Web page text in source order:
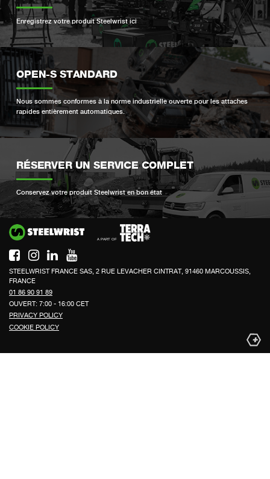
Enregistrez votre produit Steelwrist ici
OPEN-S STANDARD
Nous sommes conformes à la norme industrielle ouverte pour les attaches
rapides entièrement automatiques.
RÉSERVER UN SERVICE COMPLET
Conservez votre produit Steelwrist en bon état
STEELWRIST FRANCE SAS, 2 RUE LEVACHER CINTRAT, 91460 MARCOUSSIS,
FRANCE
01 86 90 91 89
OUVERT: 7:00 - 16:00 CET
PRIVACY POLICY
COOKIE POLICY